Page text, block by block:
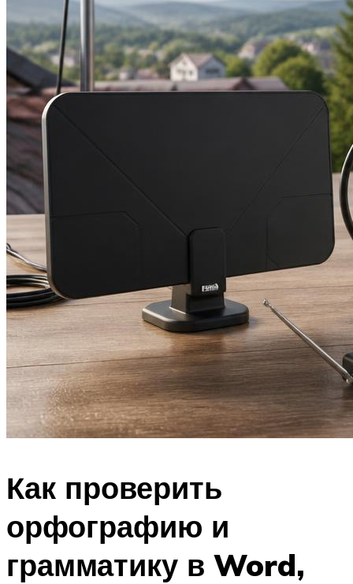
Как проверить
орфографию и
грамматику в Word,